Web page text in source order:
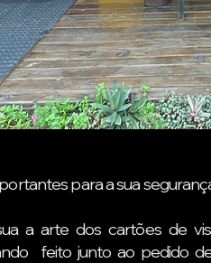
para a sua
a arte dos cartões de
feito junto ao pedido